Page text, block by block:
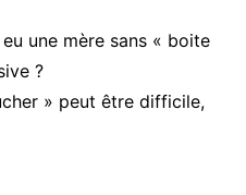
une mère sans « boite
?
» peut être difficile,